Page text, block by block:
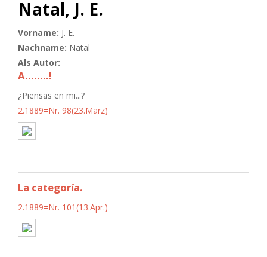
Natal, J. E.
Vorname: J. E.
Nachname: Natal
Als Autor:
A........!
¿Piensas en mi...?
2.1889=Nr. 98(23.März)
La categoría.
2.1889=Nr. 101(13.Apr.)